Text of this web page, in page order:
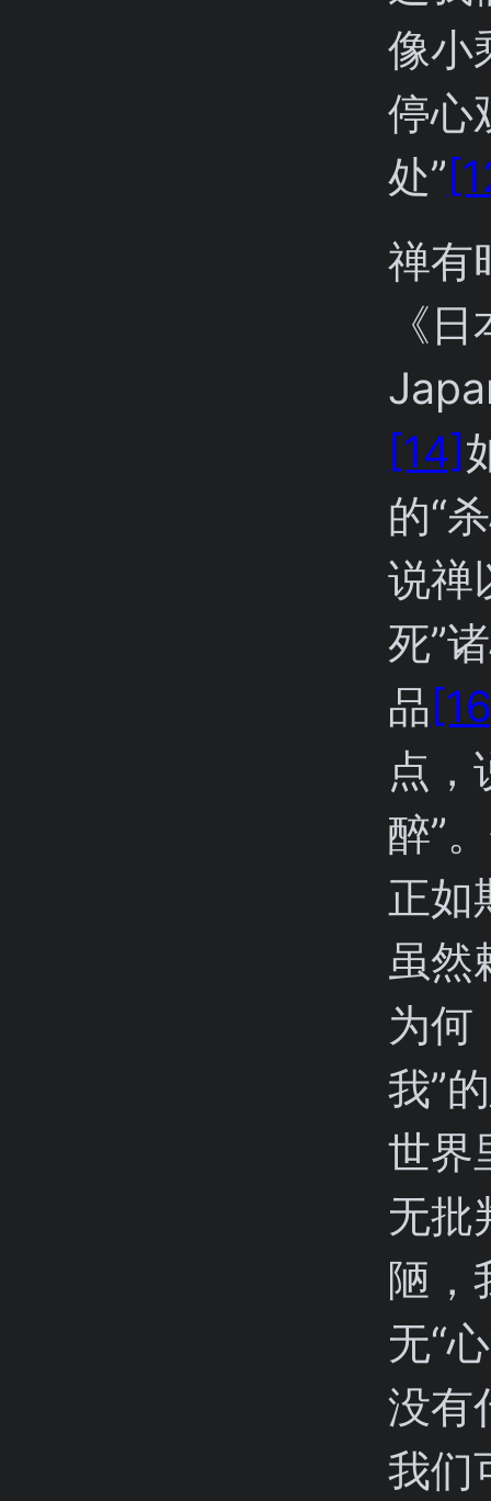
像小
停心
处”
禅有
《
[14]
的“
说禅
死”
品
点，
醉”
正如
虽然
为何
我”
世界
无批
陋，
无“
没有
我们